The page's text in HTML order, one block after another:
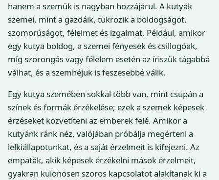
hanem a szemük is nagyban hozzájárul. A kutyák
szemei, mint a gazdáik, tükrözik a boldogságot,
szomorúságot, félelmet és izgalmat. Például, amikor
egy kutya boldog, a szemei fényesek és csillogóak,
míg szorongás vagy félelem esetén az íriszük tágabbá
válhat, és a szemhéjuk is feszesebbé válik.
Egy kutya szemében sokkal több van, mint csupán a
színek és formák érzékelése; ezek a szemek képesek
érzéseket közvetíteni az emberek felé. Amikor a
kutyánk ránk néz, valójában próbálja megérteni a
lelkiállapotunkat, és a saját érzelmeit is kifejezni. Az
empaták, akik képesek érzékelni mások érzelmeit,
gyakran különösen szoros kapcsolatot alakítanak ki a